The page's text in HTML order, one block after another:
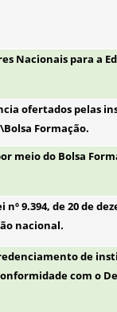
Nacionais para a
ofertados pelas
Formação.
meio do Bolsa
9.394, de 20 de
nacional.
de
com o